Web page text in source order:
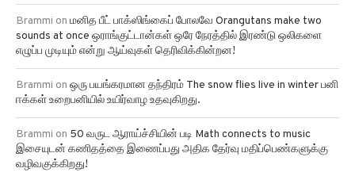
Brammi on மனித பீட் பாக்ஸிங்கைப் போலவே Orangutans make two
sounds at once ஒராங்குட்டான்கள் ஒரே நேரத்தில் இரண்டு ஒலிகளை
எழுப்ப முடியும் என்று ஆய்வுகள் தெரிவிக்கின்றன!
Brammi on ஒரு பயங்கரமான தந்திரம் The snow flies live in winter பனி
ஈக்கள் உறைபனியில் உயிர்வாழ உதவுகிறது.
Brammi on 50 வருட ஆராய்ச்சியின் படி Math connects to music
இசையுடன் கணிதத்தை இணைப்பது அதிக தேர்வு மதிப்பெண்களுக்கு
வழிவகுக்கிறது!